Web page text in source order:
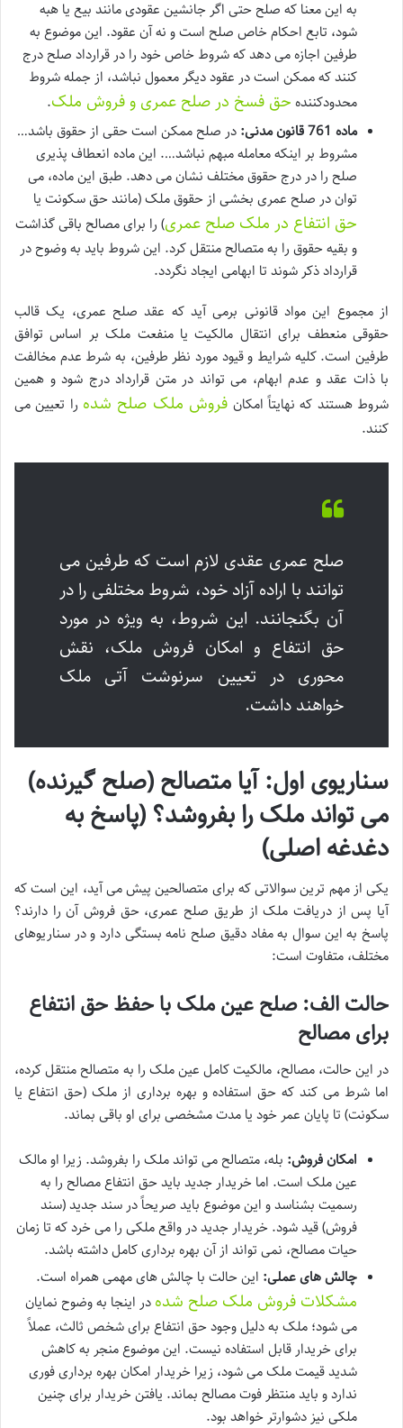
به این معنا که صلح حتی اگر جانشین عقودی مانند بیع یا هبه
شود، تابع احکام خاص صلح است و نه آن عقود. این موضوع به
طرفین اجازه می دهد که شروط خاص خود را در قرارداد صلح درج
کنند که ممکن است در عقود دیگر معمول نباشد، از جمله شروط
محدودکننده حق فسخ در صلح عمری و فروش ملک.
ماده 761 قانون مدنی:
در صلح ممکن است حقی از حقوق باشد…
مشروط بر اینکه معامله مبهم نباشد…. این ماده انعطاف پذیری
صلح را در درج حقوق مختلف نشان می دهد. طبق این ماده، می
توان در صلح عمری بخشی از حقوق ملک (مانند حق سکونت یا
حق انتفاع در ملک صلح عمری) را برای مصالح باقی گذاشت
و بقیه حقوق را به متصالح منتقل کرد. این شروط باید به وضوح در
قرارداد ذکر شوند تا ابهامی ایجاد نگردد.
از مجموع این مواد قانونی برمی آید که عقد صلح عمری، یک قالب
حقوقی منعطف برای انتقال مالکیت یا منفعت ملک بر اساس توافق
طرفین است. کلیه شرایط و قیود مورد نظر طرفین، به شرط عدم مخالفت
با ذات عقد و عدم ابهام، می تواند در متن قرارداد درج شود و همین
شروط هستند که نهایتاً امکان فروش ملک صلح شده را تعیین می
کنند.
صلح عمری عقدی لازم است که طرفین می
توانند با اراده آزاد خود، شروط مختلفی را در
آن بگنجانند. این شروط، به ویژه در مورد
حق انتفاع و امکان فروش ملک، نقش
محوری در تعیین سرنوشت آتی ملک
خواهند داشت.
سناریوی اول: آیا متصالح (صلح گیرنده)
می تواند ملک را بفروشد؟ (پاسخ به
دغدغه اصلی)
یکی از مهم ترین سوالاتی که برای متصالحین پیش می آید، این است که
آیا پس از دریافت ملک از طریق صلح عمری، حق فروش آن را دارند؟
پاسخ به این سوال به مفاد دقیق صلح نامه بستگی دارد و در سناریوهای
مختلف، متفاوت است:
حالت الف: صلح عین ملک با حفظ حق انتفاع
برای مصالح
در این حالت، مصالح، مالکیت کامل عین ملک را به متصالح منتقل کرده،
اما شرط می کند که حق استفاده و بهره برداری از ملک (حق انتفاع یا
سکونت) تا پایان عمر خود یا مدت مشخصی برای او باقی بماند.
امکان فروش: بله، متصالح می تواند ملک را بفروشد. زیرا او مالک
عین ملک است. اما خریدار جدید باید حق انتفاع مصالح را به
رسمیت بشناسد و این موضوع باید صریحاً در سند جدید (سند
فروش) قید شود. خریدار جدید در واقع ملکی را می خرد که تا زمان
حیات مصالح، نمی تواند از آن بهره برداری کامل داشته باشد.
چالش های عملی: این حالت با چالش های مهمی همراه است.
مشکلات فروش ملک صلح شده در اینجا به وضوح نمایان
می شود؛ ملک به دلیل وجود حق انتفاع برای شخص ثالث، عملاً
برای خریدار قابل استفاده نیست. این موضوع منجر به کاهش
شدید قیمت ملک می شود، زیرا خریدار امکان بهره برداری فوری
ندارد و باید منتظر فوت مصالح بماند. یافتن خریدار برای چنین
ملکی نیز دشوارتر خواهد بود.